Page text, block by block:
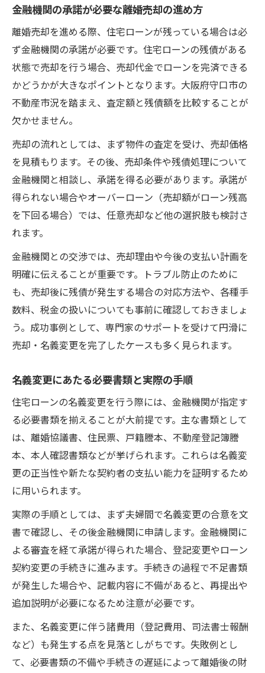
離婚売却で負担付贈与を選択する際のリス
ク
負担付贈与による贈与税発生の注意点を解
説
住宅ローン付き不動産の贈与手続きの流れ
負担付贈与が財産分与と異なる点を比較
トとデメリット
仮登記を活用した財産分与の進め方
仮登記を活用した離婚売却時の安全な進行
方法
財産分与仮登記でトラブルを回避するポイ
ント
住宅ローン完済前の仮登記活用事例を紹介
仮登記から本登記までの手続きと必要書類
名義変更に必要な手続きと費用を整理
離婚売却時の名義変更に必要な実務手続き
名義変更にかかる費用とその内訳を把握し
よう
登記手数料や税金負担を抑えた対応法
住宅ローン残債がある場合の費用負担と交
渉例
離婚による名義変更で専門家に依頼すべき
金融機関の承諾が必要な離婚売却の進め方
離婚売却を進める際、住宅ローンが残っている場合は必
ず金融機関の承諾が必要です。住宅ローンの残債がある
状態で売却を行う場合、売却代金でローンを完済できる
かどうかが大きなポイントとなります。大阪府守口市の
不動産市況を踏まえ、査定額と残債額を比較することが
欠かせません。
売却の流れとしては、まず物件の査定を受け、売却価格
を見積もります。その後、売却条件や残債処理について
金融機関と相談し、承諾を得る必要があります。承諾が
得られない場合やオーバーローン（売却額がローン残高
を下回る場合）では、任意売却など他の選択肢も検討さ
れます。
金融機関との交渉では、売却理由や今後の支払い計画を
明確に伝えることが重要です。トラブル防止のために
も、売却後に残債が発生する場合の対応方法や、各種手
数料、税金の扱いについても事前に確認しておきましょ
う。成功事例として、専門家のサポートを受けて円滑に
売却・名義変更を完了したケースも多く見られます。
名義変更にあたる必要書類と実際の手順
住宅ローンの名義変更を行う際には、金融機関が指定す
る必要書類を揃えることが大前提です。主な書類として
は、離婚協議書、住民票、戸籍謄本、不動産登記簿謄
本、本人確認書類などが挙げられます。これらは名義変
更の正当性や新たな契約者の支払い能力を証明するため
に用いられます。
実際の手順としては、まず夫婦間で名義変更の合意を文
書で確認し、その後金融機関に申請します。金融機関に
よる審査を経て承諾が得られた場合、登記変更やローン
契約変更の手続きに進みます。手続きの過程で不足書類
が発生した場合や、記載内容に不備があると、再提出や
追加説明が必要になるため注意が必要です。
また、名義変更に伴う諸費用（登記費用、司法書士報酬
など）も発生する点を見落としがちです。失敗例とし
て、必要書類の不備や手続きの遅延によって離婚後の財